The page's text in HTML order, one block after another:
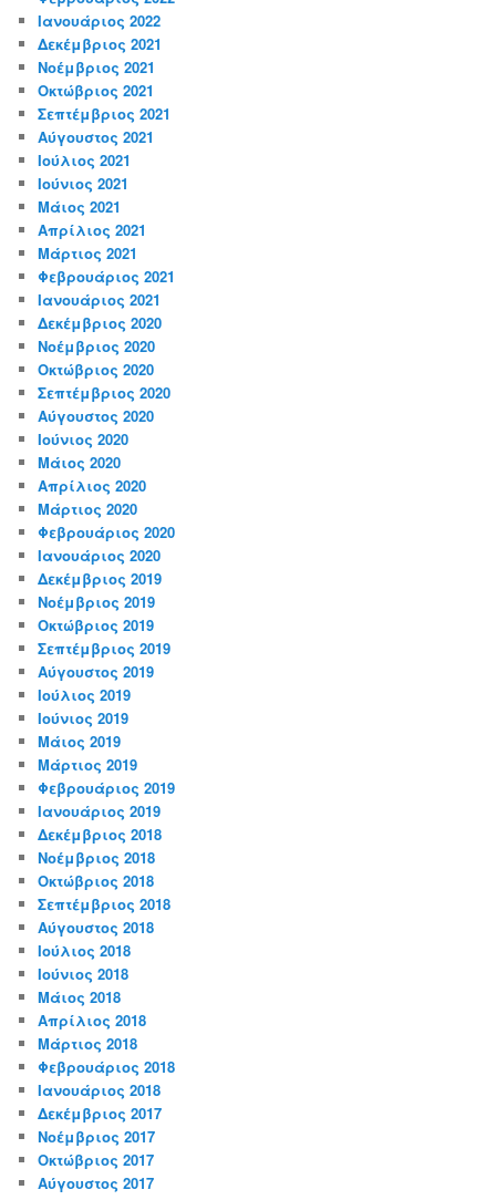
Ιανουάριος 2022
Δεκέμβριος 2021
Νοέμβριος 2021
Οκτώβριος 2021
Σεπτέμβριος 2021
Αύγουστος 2021
Ιούλιος 2021
Ιούνιος 2021
Μάιος 2021
Απρίλιος 2021
Μάρτιος 2021
Φεβρουάριος 2021
Ιανουάριος 2021
Δεκέμβριος 2020
Νοέμβριος 2020
Οκτώβριος 2020
Σεπτέμβριος 2020
Αύγουστος 2020
Ιούνιος 2020
Μάιος 2020
Απρίλιος 2020
Μάρτιος 2020
Φεβρουάριος 2020
Ιανουάριος 2020
Δεκέμβριος 2019
Νοέμβριος 2019
Οκτώβριος 2019
Σεπτέμβριος 2019
Αύγουστος 2019
Ιούλιος 2019
Ιούνιος 2019
Μάιος 2019
Μάρτιος 2019
Φεβρουάριος 2019
Ιανουάριος 2019
Δεκέμβριος 2018
Νοέμβριος 2018
Οκτώβριος 2018
Σεπτέμβριος 2018
Αύγουστος 2018
Ιούλιος 2018
Ιούνιος 2018
Μάιος 2018
Απρίλιος 2018
Μάρτιος 2018
Φεβρουάριος 2018
Ιανουάριος 2018
Δεκέμβριος 2017
Νοέμβριος 2017
Οκτώβριος 2017
Αύγουστος 2017